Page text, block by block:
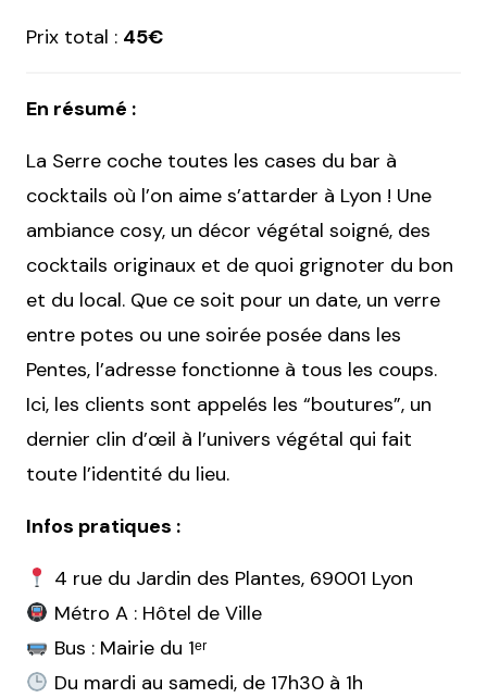
Prix total : 45€
En résumé :
La Serre coche toutes les cases du bar à
cocktails où l’on aime s’attarder à Lyon ! Une
ambiance cosy, un décor végétal soigné, des
cocktails originaux et de quoi grignoter du bon
et du local. Que ce soit pour un date, un verre
entre potes ou une soirée posée dans les
Pentes, l’adresse fonctionne à tous les coups.
Ici, les clients sont appelés les “boutures”, un
dernier clin d’œil à l’univers végétal qui fait
toute l’identité du lieu.
Infos pratiques :
4 rue du Jardin des Plantes, 69001 Lyon
Métro A : Hôtel de Ville
Bus : Mairie du 1ᵉʳ
Du mardi au samedi, de 17h30 à 1h